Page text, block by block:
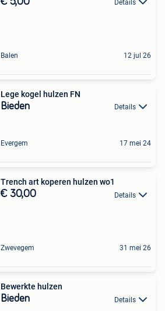
Details
Balen 12 jul 26
Lege kogel hulzen FN
Bieden Details
Evergem 17 mei 24
Trench art koperen hulzen wo1
€ 30,00 Details
Zwevegem 31 mei 26
Bewerkte hulzen
Bieden Details